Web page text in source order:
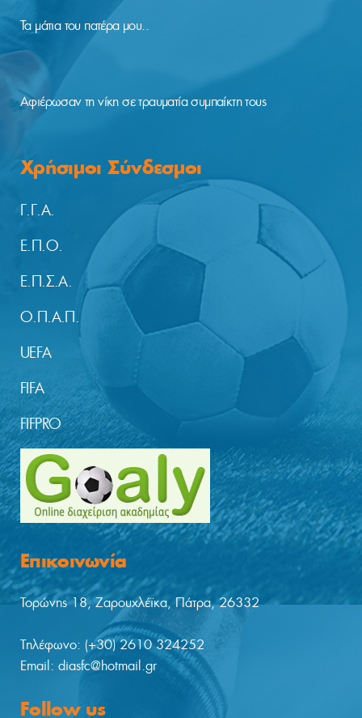
Τα μάτια του πατέρα μου..
Αφιέρωσαν τη νίκη σε τραυματία συμπαίκτη τους
Χρήσιμοι Σύνδεσμοι
Γ.Γ.Α.
Ε.Π.Ο.
Ε.Π.Σ.Α.
Ο.Π.Α.Π.
UEFA
FIFA
FIFPRO
Επικοινωνία
Τορώνης 18, Ζαρουχλέϊκα, Πάτρα, 26332
Tηλέφωνο: (+30) 2610 324252
Email: diasfc@hotmail.gr
Follow us